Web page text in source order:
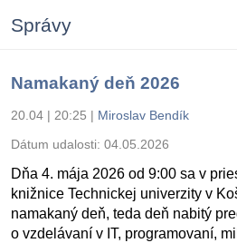
Správy
Namakaný deň 2026
20.04 | 20:25 | Miroslav Bendík
Dátum udalosti: 04.05.2026
Dňa 4. mája 2026 od 9:00 sa v
knižnice Technickej univerzity v
namakaný deň, teda deň nabitý
o vzdelávaní v IT, programovaní,